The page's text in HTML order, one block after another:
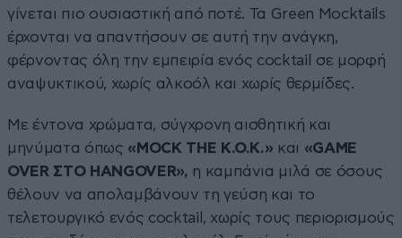
γίνεται πιο ουσιαστική από ποτέ. Τα Green Mocktails
έρχονται να απαντήσουν σε αυτή την ανάγκη,
φέρνοντας όλη την εμπειρία ενός cocktail σε μορφή
αναψυκτικού, χωρίς αλκοόλ και χωρίς θερμίδες.
Με έντονα χρώματα, σύγχρονη αισθητική και
μηνύματα όπως «MOCK THE K.O.K.» και «GAME
OVER ΣΤΟ HANGOVER», η καμπάνια μιλά σε όσους
θέλουν να απολαμβάνουν τη γεύση και το
τελετουργικό ενός cocktail, χωρίς τους περιορισμούς